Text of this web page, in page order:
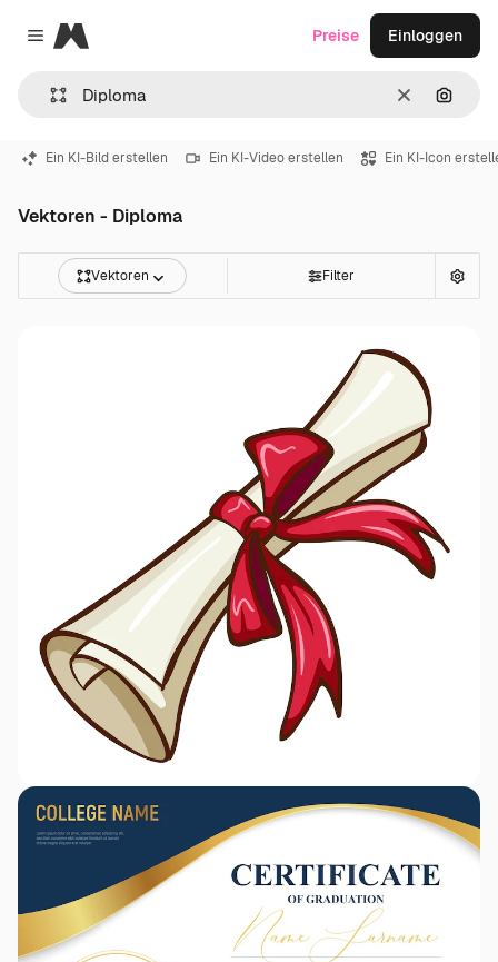
Close menu
Magnific
LöschenNach
Preise Einloggen
Ein KI-Bild erstellen Ein KI-Video erstellen Ein KI-Icon
Vektoren - Diploma
Vektoren Filter